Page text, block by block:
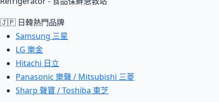
🇯🇵 日韓熱門品牌
Samsung 三星
LG 樂金
Hitachi 日立
Panasonic 樂聲 / Mitsubishi 三菱
Sharp 聲寶 / Toshiba 東芝